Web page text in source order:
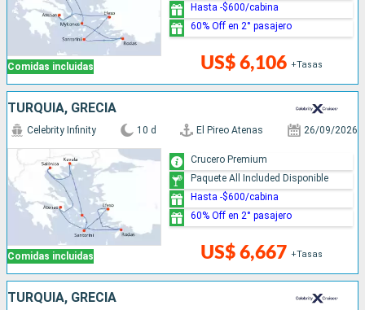
Comidas incluidas US$ 6,106 +Tasas
Hasta -$600/cabina
60% Off en 2° pasajero
TURQUÍA, GRECIA
Comidas incluidas
Celebrity Infinity 10 d El Pireo Atenas 26/09/2026
US$ 6,667 +Tasas
Crucero Premium
Paquete All Included Disponible
Hasta -$600/cabina
60% Off en 2° pasajero
TURQUÍA, GRECIA